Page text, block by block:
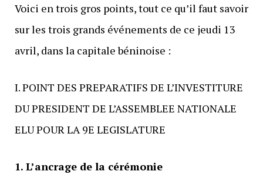
Voici en trois gros points, tout ce qu’il faut savoir
sur les trois grands événements de ce jeudi 13
avril, dans la capitale béninoise :
I. POINT DES PREPARATIFS DE L’INVESTITURE
DU PRESIDENT DE L’ASSEMBLEE NATIONALE
ELU POUR LA 9E LEGISLATURE
1. L’ancrage de la cérémonie